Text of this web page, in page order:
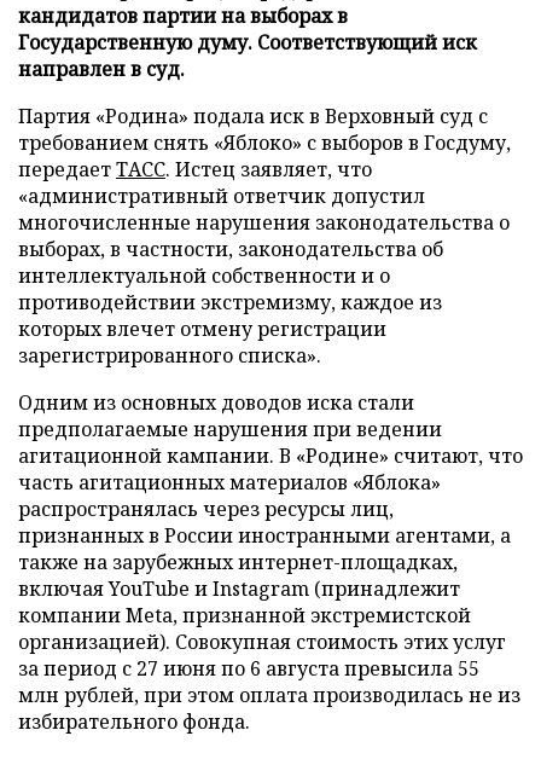
кандидатов партии на выборах в
Государственную думу. Соответствующий иск
направлен в суд.
Партия «Родина» подала иск в Верховный суд с
требованием снять «Яблоко» с выборов в Госдуму,
передаетТАСС. Истец заявляет, что
«административный ответчик допустил
многочисленные нарушения законодательства о
выборах, в частности, законодательства об
интеллектуальной собственности и о
противодействии экстремизму, каждое из
которых влечет отмену регистрации
зарегистрированного списка».
Одним из основных доводов иска стали
предполагаемые нарушения при ведении
агитационной кампании. В «Родине» считают, что
часть агитационных материалов «Яблока»
распространялась через ресурсы лиц,
признанных в России иностранными агентами, а
также на зарубежных интернет-площадках,
включая YouTube и Instagram (принадлежит
компании Meta, признанной экстремистской
организацией). Совокупная стоимость этих услуг
за период с 27 июня по 6 августа превысила 55
млн рублей, при этом оплата производилась не из
избирательного фонда.